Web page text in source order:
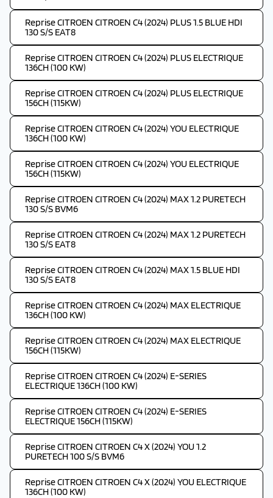
Reprise CITROEN CITROEN C4 (2024) PLUS 1.5 BLUE HDI
130 S/S EAT8
Reprise CITROEN CITROEN C4 (2024) PLUS ELECTRIQUE
136CH (100 KW)
Reprise CITROEN CITROEN C4 (2024) PLUS ELECTRIQUE
156CH (115KW)
Reprise CITROEN CITROEN C4 (2024) YOU ELECTRIQUE
136CH (100 KW)
Reprise CITROEN CITROEN C4 (2024) YOU ELECTRIQUE
156CH (115KW)
Reprise CITROEN CITROEN C4 (2024) MAX 1.2 PURETECH
130 S/S BVM6
Reprise CITROEN CITROEN C4 (2024) MAX 1.2 PURETECH
130 S/S EAT8
Reprise CITROEN CITROEN C4 (2024) MAX 1.5 BLUE HDI
130 S/S EAT8
Reprise CITROEN CITROEN C4 (2024) MAX ELECTRIQUE
136CH (100 KW)
Reprise CITROEN CITROEN C4 (2024) MAX ELECTRIQUE
156CH (115KW)
Reprise CITROEN CITROEN C4 (2024) E-SERIES
ELECTRIQUE 136CH (100 KW)
Reprise CITROEN CITROEN C4 (2024) E-SERIES
ELECTRIQUE 156CH (115KW)
Reprise CITROEN CITROEN C4 X (2024) YOU 1.2
PURETECH 100 S/S BVM6
Reprise CITROEN CITROEN C4 X (2024) YOU ELECTRIQUE
136CH (100 KW)